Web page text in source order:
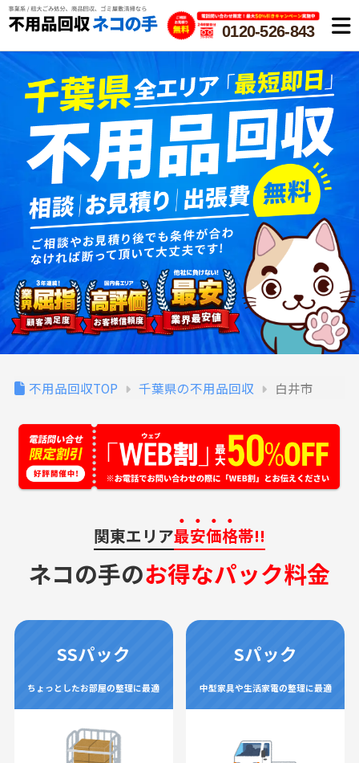
0120-526-843
不用品回収TOP 千葉県の不用品回収 白井市
関東エリア最安価格帯!!
ネコの手のお得なパック料金
SSパック
ちょっとしたお部屋の整理に最適
Sパック
中型家具や生活家電の整理に最適